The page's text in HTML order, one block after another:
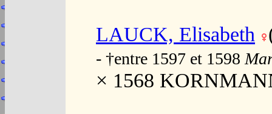
LAUCK, Elisabeth
- †entre 1597 et 1598
× 1568